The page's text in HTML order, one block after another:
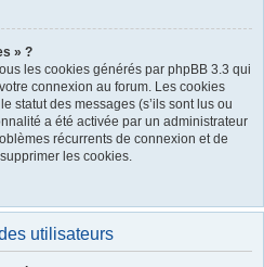
» ?
les cookies générés par phpBB 3.3 qui
connexion au forum. Les cookies
statut des messages (s’ils sont lus ou
a été activée par un administrateur
récurrents de connexion et de
les cookies.
utilisateurs